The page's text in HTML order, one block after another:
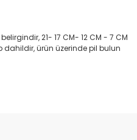
21- 17 CM- 12 CM - 7 CM
dahildir, ürün üzerinde pil bulun